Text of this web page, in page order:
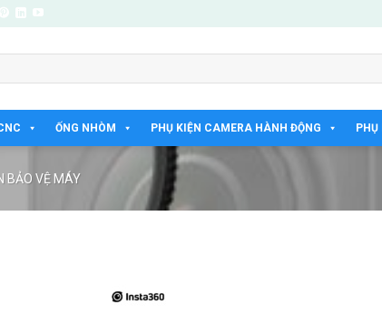
ỐNG NHÒM PHỤ KIỆN CAMERA HÀNH ĐỘNG PHỤ
BẢO VỆ MÁY